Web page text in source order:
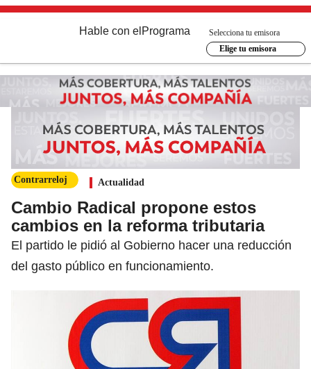
Hable con el Programa
Selecciona tu emisora
Elige tu emisora
Contrarreloj Actualidad
Cambio Radical propone estos
cambios en la reforma tributaria
El partido le pidió al Gobierno hacer una reducción
del gasto público en funcionamiento.